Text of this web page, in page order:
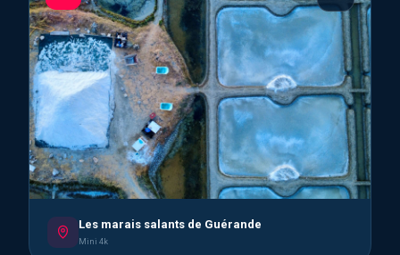
Les marais salants de Guérande
Mini 4k